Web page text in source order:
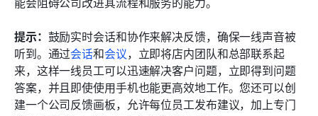
提示： 鼓励实时会话和协作来解决反馈，确保一线声音被
听到。通过会话和会议，立即将店内团队和总部联系起
来，这样一线员工可以迅速解决客户问题，立即得到问题
答案，并且即使使用手机也能更高效地工作。您还可以创
建一个公司反馈画板，允许每位员工发布建议，加上专门